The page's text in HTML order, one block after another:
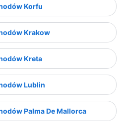
Korfu
Krakow
Kreta
Lublin
Palma De Mallorca